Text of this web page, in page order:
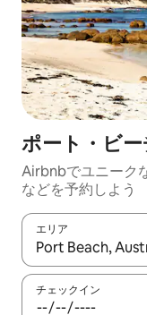
ポート・ビ
Airbnbでユニーク
な⁠ど⁠を予⁠約⁠し⁠よ⁠う
エリア
検索結果が表示さ
チェックイン